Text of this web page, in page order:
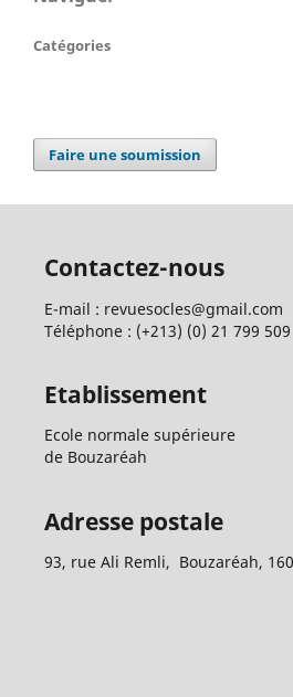
Catégories
Faire une soumission
Contactez-nous
E-mail : revuesocles@gmail.com
Téléphone : (+213) (0) 21 799 509
Etablissement
Ecole normale supérieure
de Bouzaréah
Adresse postale
93, rue Ali Remli, Bouzaréah,